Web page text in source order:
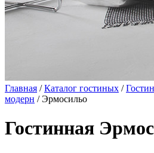
Главная /Каталог гостиных /
модерн / Эрмосильо
Гостинная